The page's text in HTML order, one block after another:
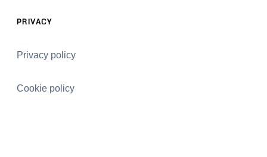
PRIVACY
Privacy policy
Cookie policy